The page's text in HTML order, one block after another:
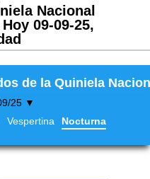
Nacional
09-09-25,
de la Quiniela
25 ▼
Vespertina Nocturna